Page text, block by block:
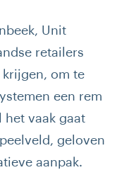
Unit
retailers
krijgen, om te
een rem
het vaak gaat
geloven
aanpak.